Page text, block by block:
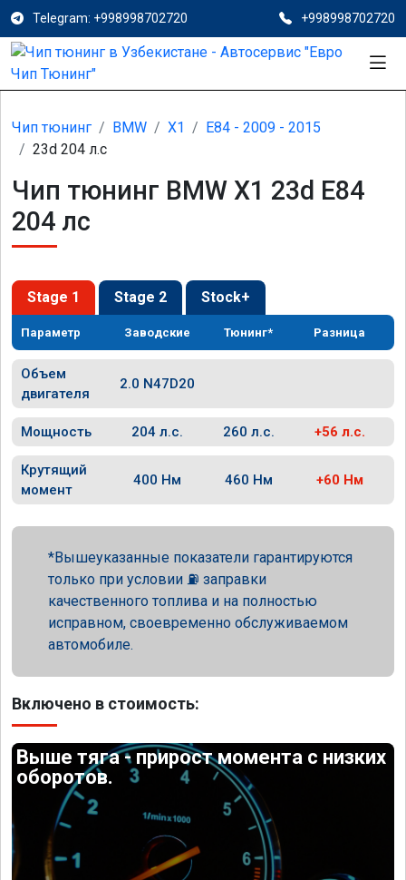
Telegram: +998998702720 +998998702720
Чип тюнинг BMW X1
E84 - 2009 - 2015
23d 204 л.с
Чип тюнинг BMW X1 23d E84
204 лс
Stage 1 Stage 2 Stock+
Параметр Заводские Тюнинг* Разница
Объем
двигателя
2.0 N47D20
Мощность 204 л.с. 260 л.с. +56 л.с.
Крутящий
момент
400 Нм 460 Нм +60 Нм
Вышеуказанные показатели гарантируются
только при условии ⛽ заправки
качественного топлива и на полностью
исправном, своевременно обслуживаемом
автомобиле.
Включено в стоимость:
Выше тяга - прирост момента с низких
оборотов.